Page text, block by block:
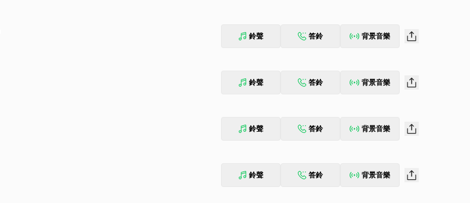
鈴聲 答鈴 背景音樂
鈴聲 答鈴 背景音樂
鈴聲 答鈴 背景音樂
鈴聲 答鈴 背景音樂